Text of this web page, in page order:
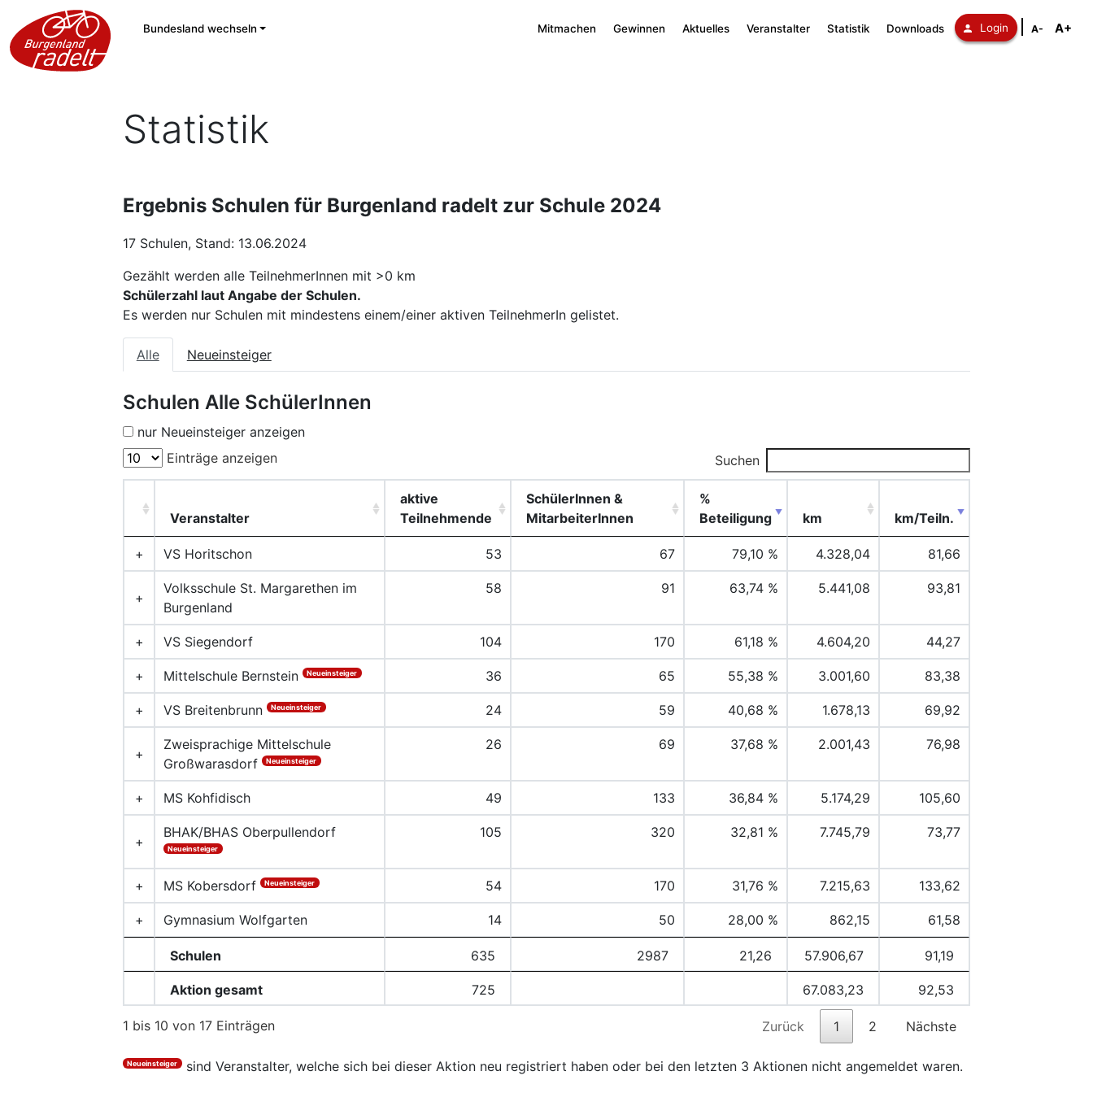
Bundesland wechseln Mitmachen Gewinnen Aktuelles Veranstalter Statistik Downloads Login A- A+
Statistik
Ergebnis Schulen für Burgenland radelt zur Schule 2024
17 Schulen, Stand: 13.06.2024
Gezählt werden alle TeilnehmerInnen mit >0 km
Schülerzahl laut Angabe der Schulen.
Es werden nur Schulen mit mindestens einem/einer aktiven TeilnehmerIn gelistet.
Alle Neueinsteiger
Schulen Alle SchülerInnen
nur Neueinsteiger anzeigen
Einträge anzeigen
Suchen
Veranstalter
aktive
Teilnehmende
SchülerInnen &
MitarbeiterInnen
%
Beteiligung
km km/Teiln.
+ VS Horitschon 53 67 79,10 % 4.328,04 81,66
+
Volksschule St. Margarethen im
Burgenland
58 91 63,74 % 5.441,08 93,81
+ VS Siegendorf 104 170 61,18 % 4.604,20 44,27
+ Mittelschule Bernstein Neueinsteiger 36 65 55,38 % 3.001,60 83,38
+ VS Breitenbrunn Neueinsteiger 24 59 40,68 % 1.678,13 69,92
+
Zweisprachige Mittelschule
Großwarasdorf
Neueinsteiger
26 69 37,68 % 2.001,43 76,98
+ MS Kohfidisch 49 133 36,84 % 5.174,29 105,60
+
BHAK/BHAS Oberpullendorf
Neueinsteiger
105 320 32,81 % 7.745,79 73,77
+ MS Kobersdorf Neueinsteiger 54 170 31,76 % 7.215,63 133,62
+ Gymnasium Wolfgarten 14 50 28,00 % 862,15 61,58
Schulen 635 2987 21,26 57.906,67 91,19
Aktion gesamt 725 67.083,23 92,53
1 bis 10 von 17 Einträgen Zurück 1 2 Nächste
Neueinsteiger sind Veranstalter, welche sich bei dieser Aktion neu registriert haben oder bei den letzten 3 Aktionen nicht angemeldet waren.